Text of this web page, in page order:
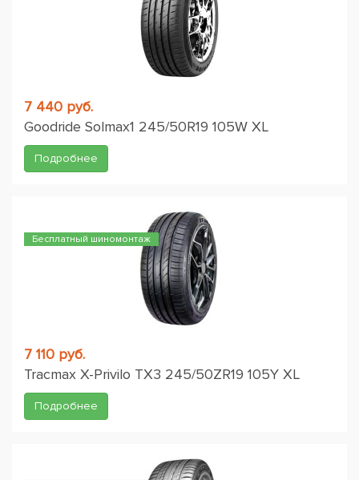
7 440 руб.
Goodride Solmax1 245/50R19 105W XL
Подробнее
Бесплатный шиномонтаж
7 110 руб.
Tracmax X-Privilo TX3 245/50ZR19 105Y XL
Подробнее